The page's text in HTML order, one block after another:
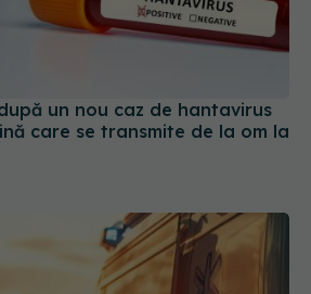
un nou caz de hantavirus